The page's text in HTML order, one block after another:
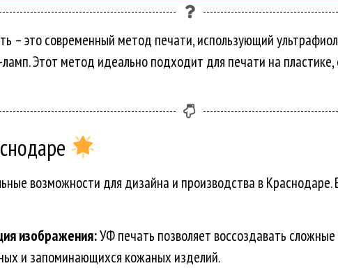
– это современный метод печати, использующий
Этот метод идеально подходит для печати на
возможности для дизайна и производства в
изображения:УФ печать позволяет воссоздавать
и запоминающихся кожаных изделий.